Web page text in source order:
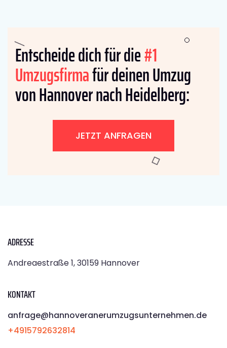
Entscheide dich für die#1
Umzugsfirmafür deinen Umzug
von Hannover nach Heidelberg:
JETZT ANFRAGEN
ADRESSE
Andreaestraße 1, 30159 Hannover
KONTAKT
anfrage@hannoveranerumzugsunternehmen.de
+4915792632814